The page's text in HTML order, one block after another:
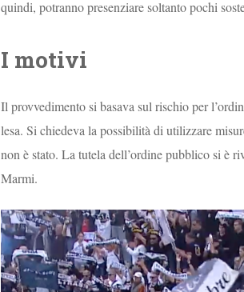
quindi, potranno presenziare soltanto pochi
I motivi
Il provvedimento si basava sul rischio per
lesa. Si chiedeva la possibilità di utilizzare
non è stato. La tutela dell’ordine pubblico si è
Marmi.